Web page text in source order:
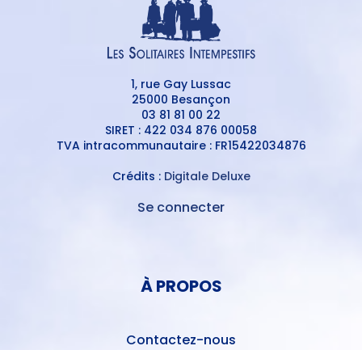
1, rue Gay Lussac
25000 Besançon
03 81 81 00 22
SIRET : 422 034 876 00058
TVA intracommunautaire : FR15422034876
Crédits : Digitale Deluxe
Se connecter
À PROPOS
Contactez-nous